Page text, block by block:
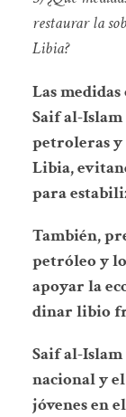
restaurar la
Libia?
Las
Saif al-
petroleras y
Libia,
para
También,
petróleo y
apoyar la
dinar libio
Saif al-
nacional y
jóvenes en